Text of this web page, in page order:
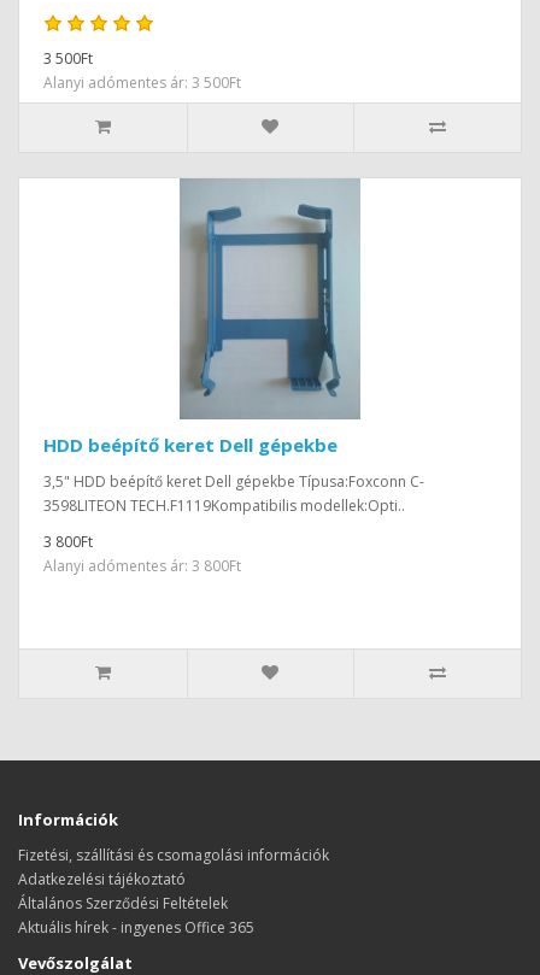
3 500Ft
Alanyi adómentes ár: 3 500Ft
HDD beépítő keret Dell gépekbe
3,5" HDD beépítő keret Dell gépekbe Típusa:Foxconn C-
3598LITEON TECH.F1119Kompatibilis modellek:Opti..
3 800Ft
Alanyi adómentes ár: 3 800Ft
Információk
Fizetési, szállítási és csomagolási információk
Adatkezelési tájékoztató
Általános Szerződési Feltételek
Aktuális hírek - ingyenes Office 365
Vevőszolgálat